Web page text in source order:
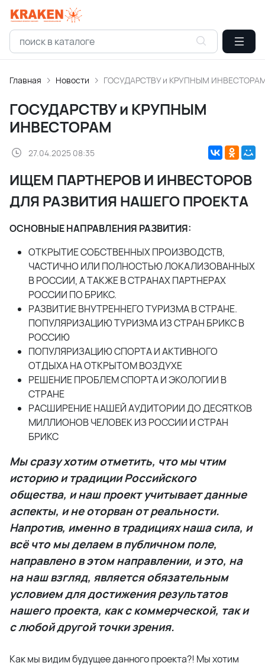
Главная Новости ГОСУДАРСТВУ и КРУПНЫМ
ГОСУДАРСТВУ и КРУПНЫМ
ИНВЕСТОРАМ
27.04.2025 08:35
ИЩЕМ ПАРТНЕРОВ И ИНВЕСТОРОВ
ДЛЯ РАЗВИТИЯ НАШЕГО ПРОЕКТА
ОСНОВНЫЕ НАПРАВЛЕНИЯ РАЗВИТИЯ:
ОТКРЫТИЕ СОБСТВЕННЫХ ПРОИЗВОДСТВ,
ЧАСТИЧНО ИЛИ ПОЛНОСТЬЮ ЛОКАЛИЗОВАННЫХ
В РОССИИ, А ТАКЖЕ В СТРАНАХ ПАРТНЕРАХ
РОССИИ ПО БРИКС.
РАЗВИТИЕ ВНУТРЕННЕГО ТУРИЗМА В СТРАНЕ.
ПОПУЛЯРИЗАЦИЮ ТУРИЗМА ИЗ СТРАН БРИКС В
РОССИЮ
ПОПУЛЯРИЗАЦИЮ СПОРТА И АКТИВНОГО
ОТДЫХА НА ОТКРЫТОМ ВОЗДУХЕ
РЕШЕНИЕ ПРОБЛЕМ СПОРТА И ЭКОЛОГИИ В
СТРАНЕ
РАСШИРЕНИЕ НАШЕЙ АУДИТОРИИ ДО ДЕСЯТКОВ
МИЛЛИОНОВ ЧЕЛОВЕК ИЗ РОССИИ И СТРАН
БРИКС
Мы сразу хотим отметить, что мы чтим
историю и традиции Российского
общества, и наш проект учитывает данные
аспекты, и не оторван от реальности.
Напротив, именно в традициях наша сила, и
всё что мы делаем в публичном поле,
направлено в этом направлении, и это, на
на наш взгляд, является обязательным
условием для достижения результатов
нашего проекта, как с коммерческой, так и
с любой другой точки зрения.
Как мы видим будущее данного проекта?! Мы хотим